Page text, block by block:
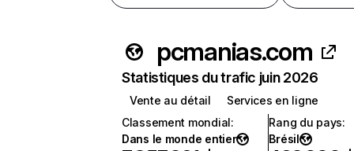
pcmanias.com
Statistiques du trafic juin 2026
Vente au détail
Services en ligne
Classement mondial:
Dans le monde entier
Rang du pays:
Brésil